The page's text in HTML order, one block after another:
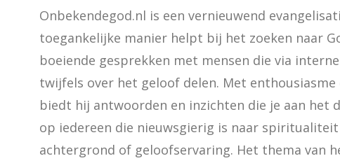
Onbekendegod.nl is een vernieuwend
toegankelijke manier helpt bij het zoeken naar
boeiende gesprekken met mensen die via
twijfels over het geloof delen. Met
biedt hij antwoorden en inzichten die je aan het
op iedereen die nieuwsgierig is naar
achtergrond of geloofservaring. Het thema van